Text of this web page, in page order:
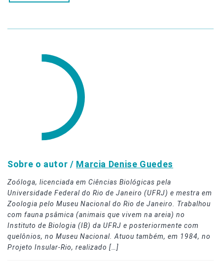
Sobre o autor / Marcia Denise Guedes
Zoóloga, licenciada em Ciências Biológicas pela
Universidade Federal do Rio de Janeiro (UFRJ) e mestra em
Zoologia pelo Museu Nacional do Rio de Janeiro. Trabalhou
com fauna psâmica (animais que vivem na areia) no
Instituto de Biologia (IB) da UFRJ e posteriormente com
quelônios, no Museu Nacional. Atuou também, em 1984, no
Projeto Insular-Rio, realizado […]